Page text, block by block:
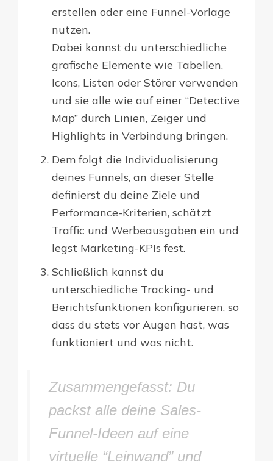
erstellen oder eine Funnel-Vorlage
nutzen.
Dabei kannst du unterschiedliche
grafische Elemente wie Tabellen,
Icons, Listen oder Störer verwenden
und sie alle wie auf einer “Detective
Map” durch Linien, Zeiger und
Highlights in Verbindung bringen.
Dem folgt die Individualisierung
deines Funnels, an dieser Stelle
definierst du deine Ziele und
Performance-Kriterien, schätzt
Traffic und Werbeausgaben ein und
legst Marketing-KPIs fest.
Schließlich kannst du
unterschiedliche Tracking- und
Berichtsfunktionen konfigurieren, so
dass du stets vor Augen hast, was
funktioniert und was nicht.
Zusammengefasst: Du
packst alle deine Sales-
Funnel-Ideen auf eine
virtuelle “Leinwand” und